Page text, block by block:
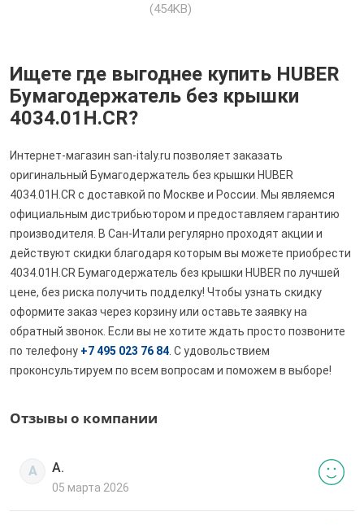
(454KB)
Ищете где выгоднее купить HUBER
Бумагодержатель без крышки
4034.01H.CR?
Интернет-магазин san-italy.ru позволяет заказать
оригинальный Бумагодержатель без крышки HUBER
4034.01H.CR с доставкой по Москве и России. Мы являемся
официальным дистрибьютором и предоставляем гарантию
производителя. В Сан-Итали регулярно проходят акции и
действуют скидки благодаря которым вы можете приобрести
4034.01H.CR Бумагодержатель без крышки HUBER по лучшей
цене, без риска получить подделку! Чтобы узнать скидку
оформите заказ через корзину или оставьте заявку на
обратный звонок. Если вы не хотите ждать просто позвоните
по телефону +7 495 023 76 84 . С удовольствием
проконсультируем по всем вопросам и поможем в выборе!
Отзывы о компании
А А.
05 марта 2026